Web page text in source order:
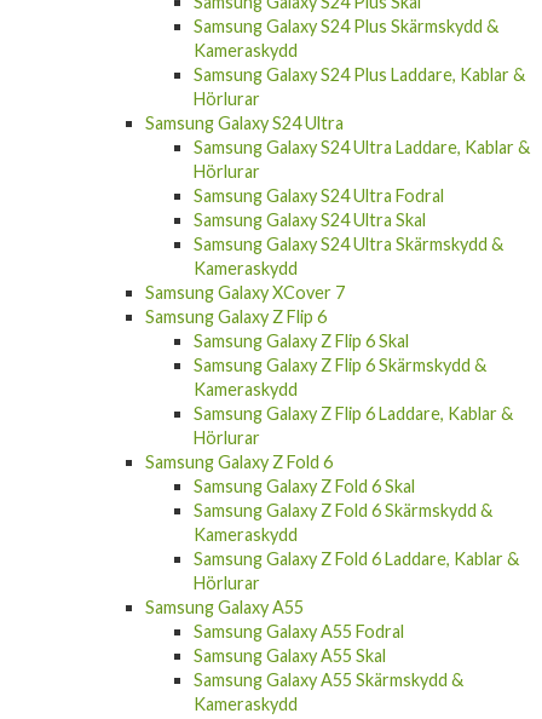
Samsung Galaxy S24 Plus Skärmskydd &
Kameraskydd
Samsung Galaxy S24 Plus Laddare, Kablar &
Hörlurar
Samsung Galaxy S24 Ultra
Samsung Galaxy S24 Ultra Laddare, Kablar &
Hörlurar
Samsung Galaxy S24 Ultra Fodral
Samsung Galaxy S24 Ultra Skal
Samsung Galaxy S24 Ultra Skärmskydd &
Kameraskydd
Samsung Galaxy XCover 7
Samsung Galaxy Z Flip 6
Samsung Galaxy Z Flip 6 Skal
Samsung Galaxy Z Flip 6 Skärmskydd &
Kameraskydd
Samsung Galaxy Z Flip 6 Laddare, Kablar &
Hörlurar
Samsung Galaxy Z Fold 6
Samsung Galaxy Z Fold 6 Skal
Samsung Galaxy Z Fold 6 Skärmskydd &
Kameraskydd
Samsung Galaxy Z Fold 6 Laddare, Kablar &
Hörlurar
Samsung Galaxy A55
Samsung Galaxy A55 Fodral
Samsung Galaxy A55 Skal
Samsung Galaxy A55 Skärmskydd &
Kameraskydd